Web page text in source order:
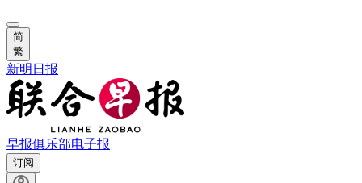
简
繁
新明日报
早报俱乐部电子报
订阅